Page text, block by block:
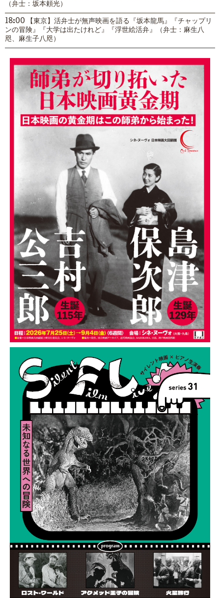
（弁士：坂本頼光）
18:00 【東京】活弁士が無声映画を語る『坂本龍馬』『チャップリ
ンの冒険』『大学は出たけれど』『浮世絵活弁』（弁士：麻生八
咫、麻生子八咫）